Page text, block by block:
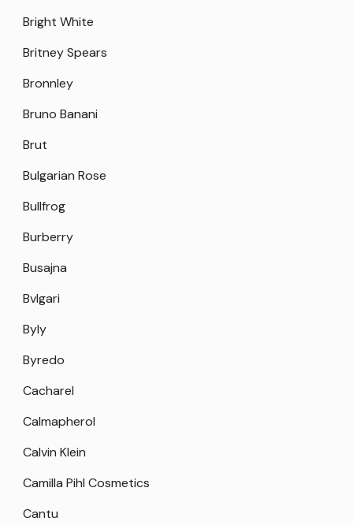
Bright White
Britney Spears
Bronnley
Bruno Banani
Brut
Bulgarian Rose
Bullfrog
Burberry
Busajna
Bvlgari
Byly
Byredo
Cacharel
Calmapherol
Calvin Klein
Camilla Pihl Cosmetics
Cantu